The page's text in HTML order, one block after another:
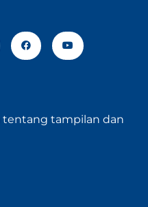
tentang tampilan dan